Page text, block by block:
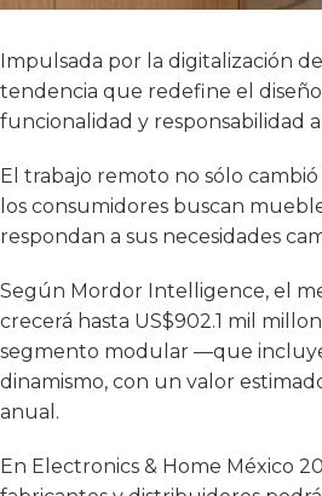
Impulsada por la digitalización
tendencia que redefine el
funcionalidad y responsabilidad
El trabajo remoto no sólo
los consumidores buscan
respondan a sus necesidades
Según Mordor Intelligence, el
crecerá hasta US$902.1 mil
segmento modular —que
dinamismo, con un valor
anual.
En Electronics & Home México